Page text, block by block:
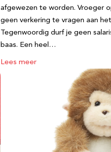
afgewezen te worden. Vroeger
geen verkering te vragen aan
Tegenwoordig durf je geen
baas. Een heel…
Lees meer